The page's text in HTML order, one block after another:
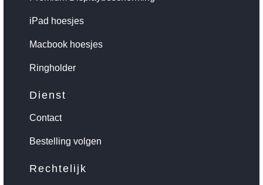
iPad hoesjes
Macbook hoesjes
Ringholder
Dienst
Contact
Bestelling volgen
Rechtelijk